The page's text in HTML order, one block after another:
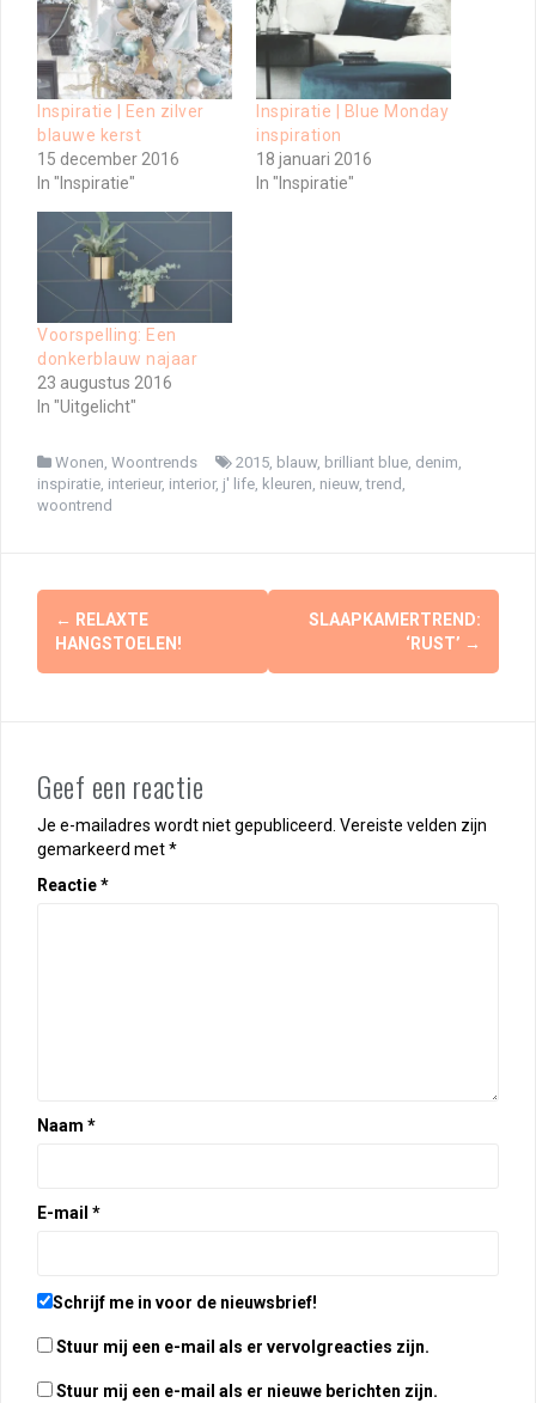
Inspiratie | Een zilver
blauwe kerst
15 december 2016
In "Inspiratie"
Inspiratie | Blue Monday
inspiration
18 januari 2016
In "Inspiratie"
Voorspelling: Een
donkerblauw najaar
23 augustus 2016
In "Uitgelicht"
Wonen Woontrends 2015 blauw, brilliant blue denim
inspiratie interieur, interior, j' life kleuren nieuw,trend
woontrend
Berichtnavigatie
← RELAXTE
HANGSTOELEN!
SLAAPKAMERTREND:
‘RUST’ →
Geef een reactie
Je e-mailadres wordt niet gepubliceerd. Vereiste velden zijn
gemarkeerd met*
Reactie*
Naam *
E-mail *
Schrijf me in voor de nieuwsbrief!
Stuur mij een e-mail als er vervolgreacties zijn.
Stuur mij een e-mail als er nieuwe berichten zijn.